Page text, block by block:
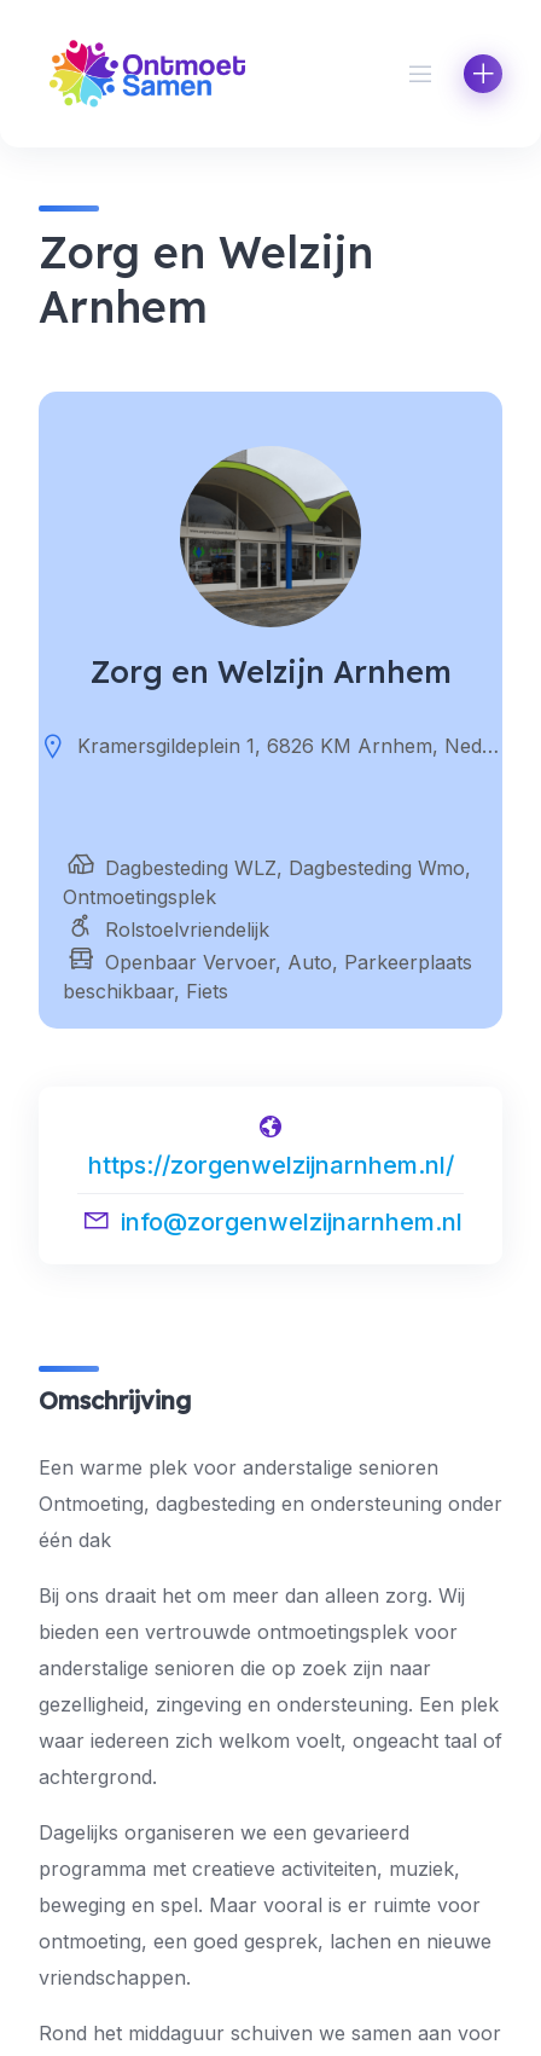
content
Zorg en Welzijn
Arnhem
Zorg en Welzijn Arnhem
Kramersgildeplein 1, 6826 KM Arnhem, Nederland
Dagbesteding WLZ, Dagbesteding Wmo,
Ontmoetingsplek
Rolstoelvriendelijk
Openbaar Vervoer, Auto, Parkeerplaats
beschikbaar, Fiets
https://zorgenwelzijnarnhem.nl/
info@zorgenwelzijnarnhem.nl
Omschrijving
Een warme plek voor anderstalige senioren
Ontmoeting, dagbesteding en ondersteuning onder
één dak
Bij ons draait het om meer dan alleen zorg. Wij
bieden een vertrouwde ontmoetingsplek voor
anderstalige senioren die op zoek zijn naar
gezelligheid, zingeving en ondersteuning. Een plek
waar iedereen zich welkom voelt, ongeacht taal of
achtergrond.
Dagelijks organiseren we een gevarieerd
programma met creatieve activiteiten, muziek,
beweging en spel. Maar vooral is er ruimte voor
ontmoeting, een goed gesprek, lachen en nieuwe
vriendschappen.
Rond het middaguur schuiven we samen aan voor